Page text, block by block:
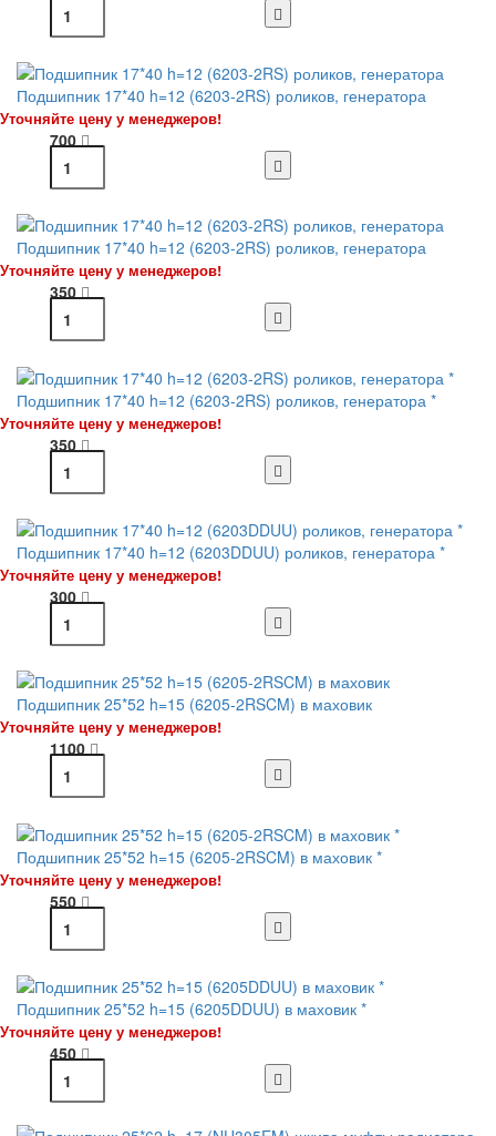
Подшипник 17*40 h=12 (6203-2RS) роликов, генератора
Уточняйте цену у менеджеров!
700
Подшипник 17*40 h=12 (6203-2RS) роликов, генератора
Уточняйте цену у менеджеров!
350
Подшипник 17*40 h=12 (6203-2RS) роликов, генератора *
Уточняйте цену у менеджеров!
350
Подшипник 17*40 h=12 (6203DDUU) роликов, генератора *
Уточняйте цену у менеджеров!
300
Подшипник 25*52 h=15 (6205-2RSCM) в маховик
Уточняйте цену у менеджеров!
1100
Подшипник 25*52 h=15 (6205-2RSCM) в маховик *
Уточняйте цену у менеджеров!
550
Подшипник 25*52 h=15 (6205DDUU) в маховик *
Уточняйте цену у менеджеров!
450